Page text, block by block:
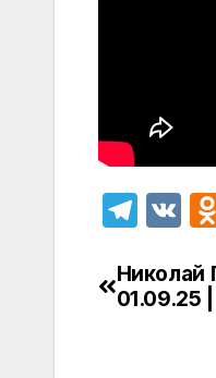
T
e
gr
V
Николай
01.09.25